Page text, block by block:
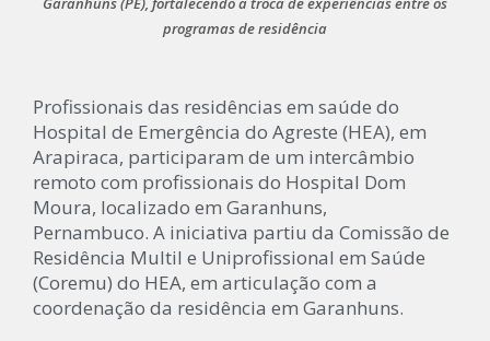
programas de residência
Profissionais das residências em saúde do
Hospital de Emergência do Agreste (HEA), em
Arapiraca, participaram de um intercâmbio
remoto com profissionais do Hospital Dom
Moura, localizado em Garanhuns,
Pernambuco. A iniciativa partiu da Comissão de
Residência Multil e Uniprofissional em Saúde
(Coremu) do HEA, em articulação com a
coordenação da residência em Garanhuns.